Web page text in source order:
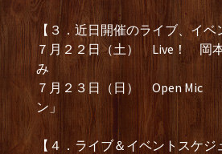
【３．近日開催のライブ、イベ
７月２２日（土） Live！ 岡
み
７月２３日（日） Open Mic
ン」
【４．ライブ＆イベントスケジ